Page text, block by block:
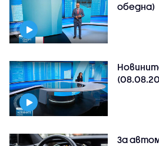
обедна)
За